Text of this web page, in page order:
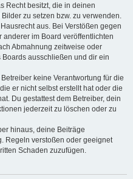
Recht besitzt, die in deinen
zu setzen bzw. zu verwenden.
aus. Bei Verstößen gegen
im Board veröffentlichten
Abmahnung zeitweise oder
ausschließen und dir ein
keine Verantwortung für die
er nicht selbst erstellt hat oder die
Du gestattest dem Betreiber, dein
jederzeit zu löschen oder zu
hinaus, deine Beiträge
Regeln verstoßen oder geeignet
Schaden zuzufügen.